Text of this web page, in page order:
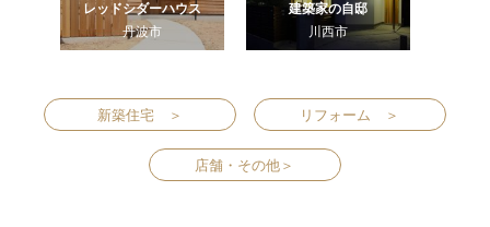
レッドシダーハウス
丹波市
建築家の自邸
川西市
新築住宅 ＞ リフォーム ＞
店舗・その他＞